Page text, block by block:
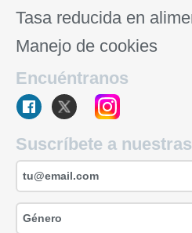
Tasa reducida en
Manejo de cookies
Encuéntranos
Suscríbete a